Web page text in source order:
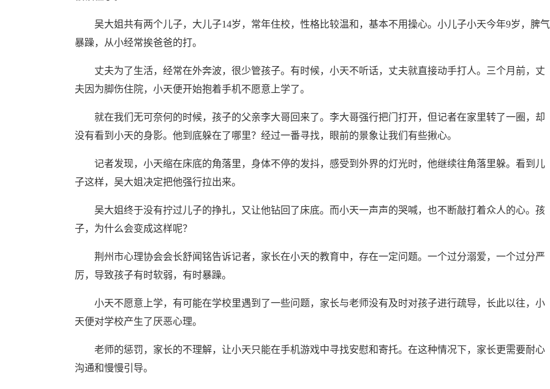
吴大姐共有两个儿子，大儿子14岁，常年住校，性格比较温和，基本不用操心。小儿子小天今年9岁，脾气
暴躁，从小经常挨爸爸的打。
丈夫为了生活，经常在外奔波，很少管孩子。有时候，小天不听话，丈夫就直接动手打人。三个月前，丈
夫因为脚伤住院，小天便开始抱着手机不愿意上学了。
就在我们无可奈何的时候，孩子的父亲李大哥回来了。李大哥强行把门打开，但记者在家里转了一圈，却
没有看到小天的身影。他到底躲在了哪里？经过一番寻找，眼前的景象让我们有些揪心。
记者发现，小天缩在床底的角落里，身体不停的发抖，感受到外界的灯光时，他继续往角落里躲。看到儿
子这样，吴大姐决定把他强行拉出来。
吴大姐终于没有拧过儿子的挣扎，又让他钻回了床底。而小天一声声的哭喊，也不断敲打着众人的心。孩
子，为什么会变成这样呢？
荆州市心理协会会长舒闻铭告诉记者，家长在小天的教育中，存在一定问题。一个过分溺爱，一个过分严
厉，导致孩子有时软弱，有时暴躁。
小天不愿意上学，有可能在学校里遇到了一些问题，家长与老师没有及时对孩子进行疏导，长此以往，小
天便对学校产生了厌恶心理。
老师的惩罚，家长的不理解，让小天只能在手机游戏中寻找安慰和寄托。在这种情况下，家长更需要耐心
沟通和慢慢引导。